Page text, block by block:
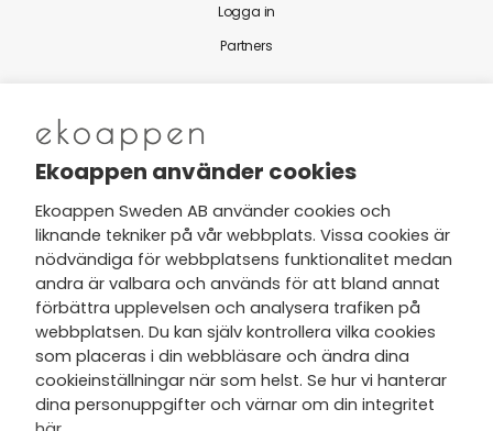
Logga in
Partners
Nytt från Ekoappen
Jag har tagit del av Ekoappens
personuppgifts- och
integritetspolicyoch tar gärna del
av nyheter, hälsotips och exklusiva
erbjudanden via min e-post.
Ekoappen använder cookies
Ekoappen Sweden AB använder cookies och
liknande tekniker på vår webbplats. Vissa cookies är
nödvändiga för webbplatsens funktionalitet medan
andra är valbara och används för att bland annat
förbättra upplevelsen och analysera trafiken på
webbplatsen. Du kan själv kontrollera vilka cookies
som placeras i din webbläsare och ändra dina
cookieinställningar när som helst. Se hur vi hanterar
dina personuppgifter och värnar om din integritet